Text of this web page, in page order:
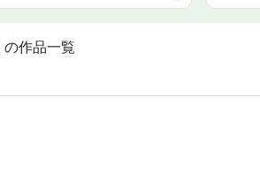
の作品一覧